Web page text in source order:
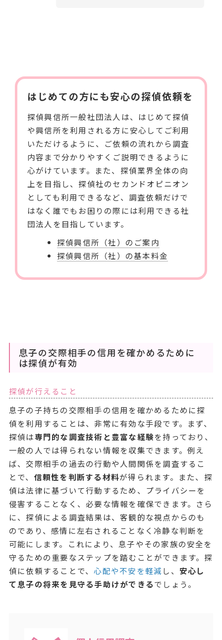
はじめての方にも安心の探偵依頼を
探偵興信所一般社団法人は、はじめて探偵
や興信所を利用される方に安心してご利用
いただけるように、ご依頼の流れから調査
内容まで分かりやすくご説明できるように
心がけています。また、探偵業界全体の向
上を目指し、探偵社のセカンドオピニオン
としても利用できるなど、調査依頼だけで
はなく誰でもお困りの際には利用できる社
団法人を目指しています。
探偵興信所（社）のご案内
探偵興信所（社）の基本料金
息子の交際相手の信用を確かめるために
は探偵が有効
探偵が行えること
息子の子持ちの交際相手の信用を確かめるために探
偵を利用することは、非常に有効な手段です。まず、
探偵は専門的な調査技術と豊富な経験を持っており、
一般の人では得られない情報を収集できます。例え
ば、交際相手の過去の行動や人間関係を調査するこ
とで、 信頼性を判断する材料が得られます。また、探
偵は法律に基づいて行動するため、プライバシーを
侵害することなく、必要な情報を確保できます。さら
に、探偵による調査結果は、客観的な視点からのも
のであり、感情に左右されることなく冷静な判断を
可能にします。これにより、息子やその家族の安全を
守るための重要なステップを踏むことができます。探
偵に依頼することで、心配や不安を軽減 し、 安心し
て息子の将来を見守る手助けができるでしょう。